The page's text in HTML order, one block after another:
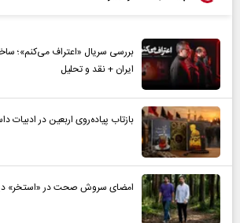
بررسی سریال «اعتراف می‌کنم»؛
ایران + نقد و تحلیل
بازتاب پیاده‌روی اربعین در ادبیات
امضای سروش صحت در «استخر»